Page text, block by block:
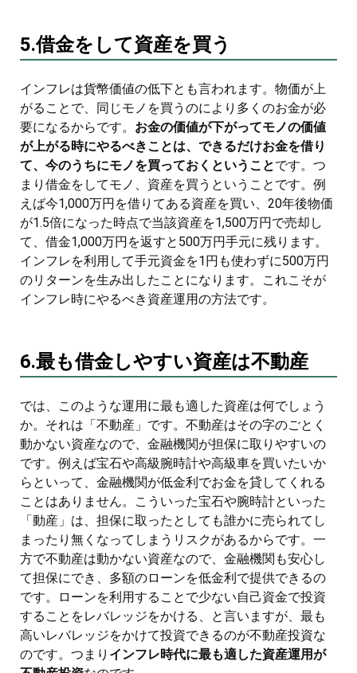
5.借金をして資産を買う
インフレは貨幣価値の低下とも言われます。物価が上
がることで、同じモノを買うのにより多くのお金が必
要になるからです。 お金の価値が下がってモノの価値
が上がる時にやるべきことは、できるだけお金を借り
て、今のうちにモノを買っておくということです。つ
まり借金をしてモノ、資産を買うということです。例
えば今1,000万円を借りてある資産を買い、20年後物価
が1.5倍になった時点で当該資産を1,500万円で売却し
て、借金1,000万円を返すと500万円手元に残ります。
インフレを利用して手元資金を1円も使わずに500万円
のリターンを生み出したことになります。これこそが
インフレ時にやるべき資産運用の方法です。
6.最も借金しやすい資産は不動産
では、このような運用に最も適した資産は何でしょう
か。それは「不動産」です。不動産はその字のごとく
動かない資産なので、金融機関が担保に取りやすいの
です。例えば宝石や高級腕時計や高級車を買いたいか
らといって、金融機関が低金利でお金を貸してくれる
ことはありません。こういった宝石や腕時計といった
「動産」は、担保に取ったとしても誰かに売られてし
まったり無くなってしまうリスクがあるからです。一
方で不動産は動かない資産なので、金融機関も安心し
て担保にでき、多額のローンを低金利で提供できるの
です。ローンを利用することで少ない自己資金で投資
することをレバレッジをかける、と言いますが、最も
高いレバレッジをかけて投資できるのが不動産投資な
のです。つまり インフレ時代に最も適した資産運用が